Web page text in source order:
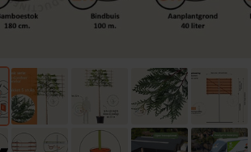
Bloembollen
Kamerplanten
Bloempotten